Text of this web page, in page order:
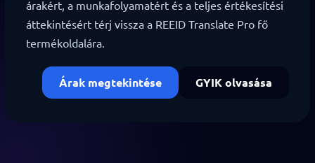
árakért, a munkafolyamatért és a teljes értékesítési
áttekintésért térj vissza a REEID Translate Pro fő
termékoldalára.
Árak megtekintése GYIK olvasása